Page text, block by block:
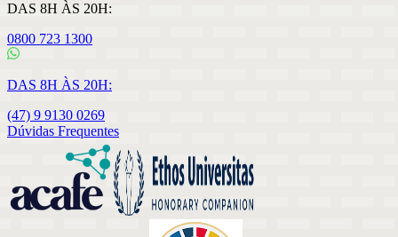
DAS 8H ÀS 20H:
0800 723 1300
DAS 8H ÀS 20H:
(47) 9 9130 0269
Dúvidas Frequentes